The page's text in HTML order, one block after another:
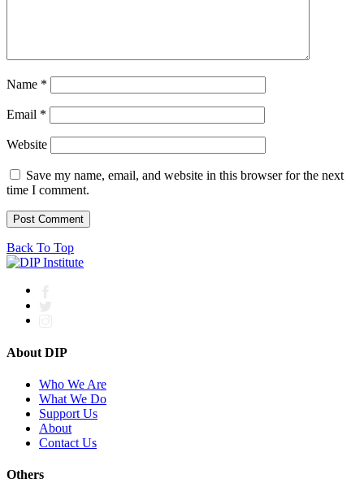
Name *
Email *
Website
Save my name, email, and website in this browser for the next
time I comment.
Back To Top
About DIP
Who We Are
What We Do
Support Us
About
Contact Us
Others